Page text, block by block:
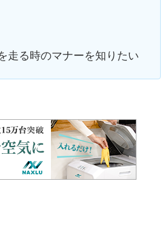
走る時のマナーを知りたい